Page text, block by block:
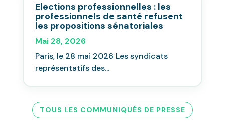
Elections professionnelles : les
professionnels de santé refusent
les propositions sénatoriales
Mai 28, 2026
Paris, le 28 mai 2026 Les syndicats
représentatifs des...
TOUS LES COMMUNIQUÉS DE PRESSE